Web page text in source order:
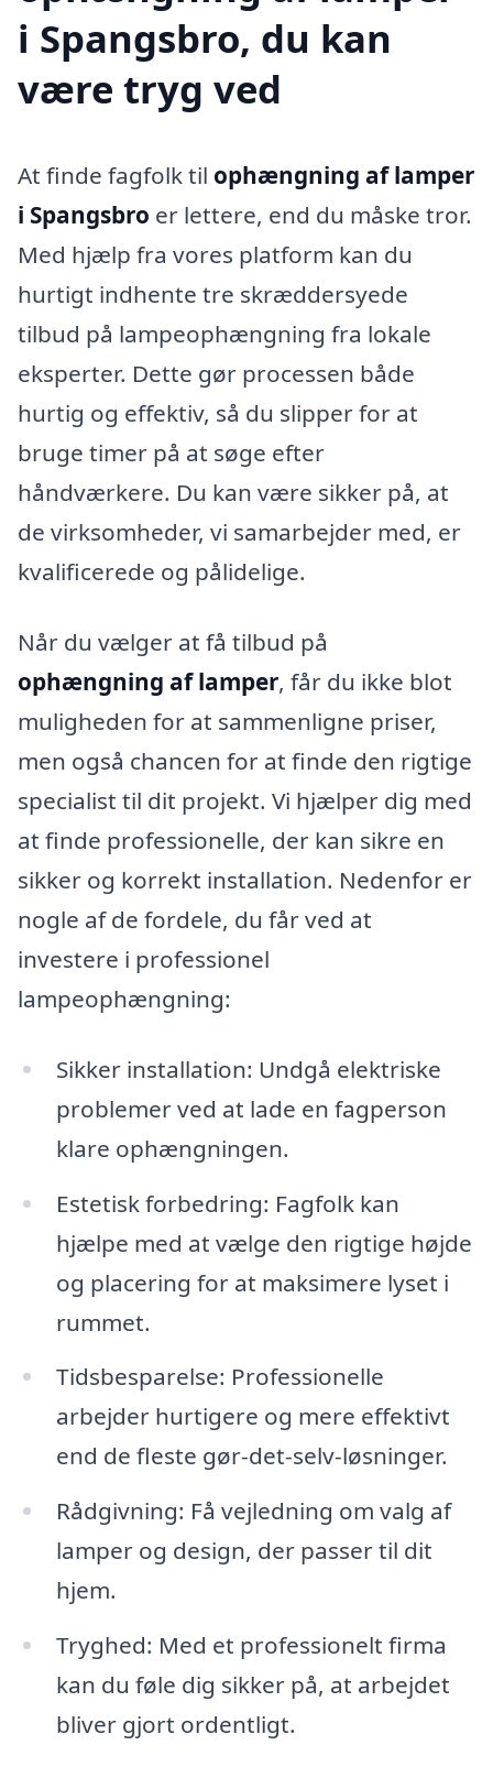
i Spangsbro, du kan
være tryg ved
At finde fagfolk til ophængning af lamper
i Spangsbro er lettere, end du måske tror.
Med hjælp fra vores platform kan du
hurtigt indhente tre skræddersyede
tilbud på lampeophængning fra lokale
eksperter. Dette gør processen både
hurtig og effektiv, så du slipper for at
bruge timer på at søge efter
håndværkere. Du kan være sikker på, at
de virksomheder, vi samarbejder med, er
kvalificerede og pålidelige.
Når du vælger at få tilbud på
ophængning af lamper, får du ikke blot
muligheden for at sammenligne priser,
men også chancen for at finde den rigtige
specialist til dit projekt. Vi hjælper dig med
at finde professionelle, der kan sikre en
sikker og korrekt installation. Nedenfor er
nogle af de fordele, du får ved at
investere i professionel
lampeophængning:
Sikker installation: Undgå elektriske
problemer ved at lade en fagperson
klare ophængningen.
Estetisk forbedring: Fagfolk kan
hjælpe med at vælge den rigtige højde
og placering for at maksimere lyset i
rummet.
Tidsbesparelse: Professionelle
arbejder hurtigere og mere effektivt
end de fleste gør-det-selv-løsninger.
Rådgivning: Få vejledning om valg af
lamper og design, der passer til dit
hjem.
Tryghed: Med et professionelt firma
kan du føle dig sikker på, at arbejdet
bliver gjort ordentligt.